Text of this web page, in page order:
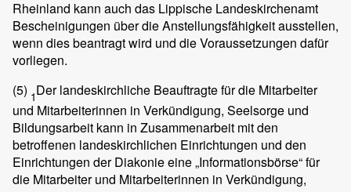
Rheinland kann auch das Lippische Landeskirchenamt
Bescheinigungen über die Anstellungsfähigkeit ausstellen,
wenn dies beantragt wird und die Voraussetzungen dafür
vorliegen.
(5) 1Der landeskirchliche Beauftragte für die Mitarbeiter
und Mitarbeiterinnen in Verkündigung, Seelsorge und
Bildungsarbeit kann in Zusammenarbeit mit den
betroffenen landeskirchlichen Einrichtungen und den
Einrichtungen der Diakonie eine „Informationsbörse“ für
die Mitarbeiter und Mitarbeiterinnen in Verkündigung,